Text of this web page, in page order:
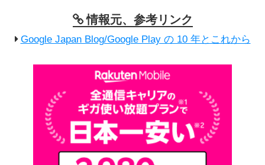
情報元、参考リンク
Google Japan Blog/Google Play の 10 年とこれから